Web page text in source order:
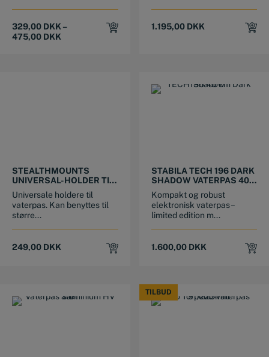
329,00 DKK –
475,00 DKK
1.195,00 DKK
STEALTHMOUNTS
UNIVERSAL-HOLDER TIL
VATERPAS
Universale holdere til
vaterpas. Kan benyttes til
større...
249,00 DKK
STABILA TECH 196 DARK
SHADOW VATERPAS 40
CM
Kompakt og robust
elektronisk vaterpas –
limited edition m...
1.600,00 DKK
TILBUD
TILBUD